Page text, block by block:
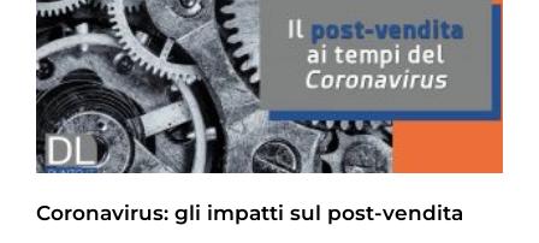
Coronavirus: gli impatti sul post-vendita